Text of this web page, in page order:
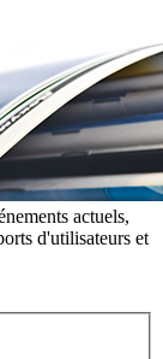
actuels,
d'utilisateurs et